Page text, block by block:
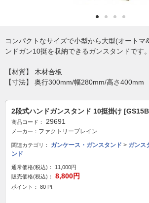
コンパクトなサイズで小型から大型(オートマ
ンドガン10挺を収納できるガンスタンドです。
【材質】 木材合板
【寸法】 奥行300mm/幅280mm/高さ400mm
2段式ハンドガンスタンド 10挺掛け
商品コード： 29691
メーカー： ファクトリーブレイン
関連カテゴリ： ガンケース・ガンスタンド > ガンス
ンド
通常価格(税込)：
11,000円
販売価格(税込)：
8,800円
ポイント： 80 Pt